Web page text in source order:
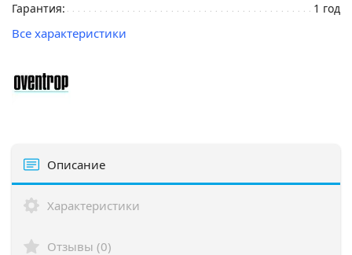
Гарантия:
1 год
Все характеристики
Описание
Характеристики
Отзывы (0)